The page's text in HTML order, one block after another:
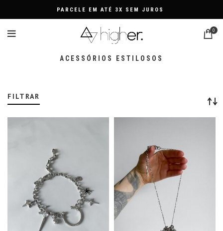
PARCELE EM ATÉ 3X SEM JUROS
0
ACESSÓRIOS ESTILOSOS
FILTRAR